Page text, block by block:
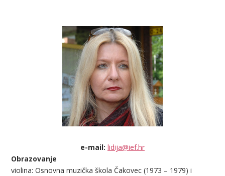
e-mail: lidija@ief.hr
Obrazovanje
violina: Osnovna muzička škola Čakovec (1973 – 1979) i